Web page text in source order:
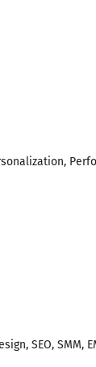
SEO, SMM,